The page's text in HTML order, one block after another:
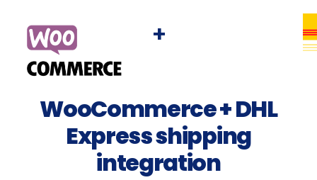
+
WooCommerce + DHL
Express shipping
integration